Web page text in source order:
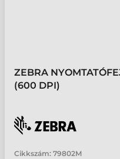
ZEBRA
(600 DPI)
Cikkszám: 79802M